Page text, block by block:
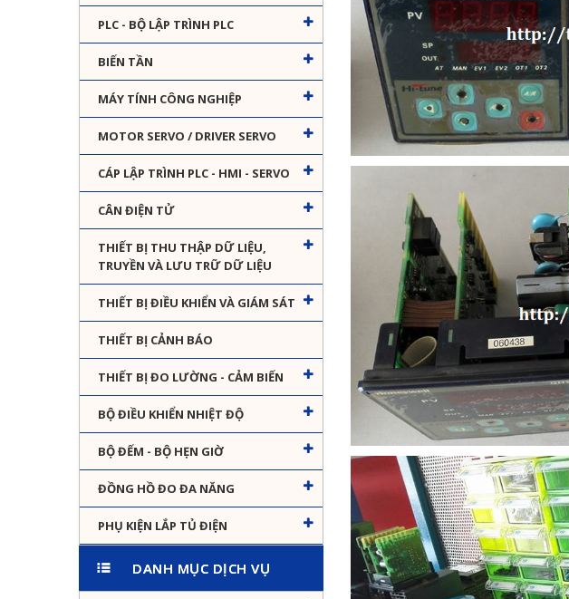
PLC - BỘ LẬP TRÌNH PLC
BIẾN TẦN
MÁY TÍNH CÔNG NGHIỆP
MOTOR SERVO / DRIVER SERVO
CÁP LẬP TRÌNH PLC - HMI - SERVO
CÂN ĐIỆN TỬ
THIẾT BỊ THU THẬP DỮ LIỆU,
TRUYỀN VÀ LƯU TRỮ DỮ LIỆU
THIẾT BỊ ĐIỀU KHIỂN VÀ GIÁM SÁT
THIẾT BỊ CẢNH BÁO
THIẾT BỊ ĐO LƯỜNG - CẢM BIẾN
BỘ ĐIỀU KHIỂN NHIỆT ĐỘ
BỘ ĐẾM - BỘ HẸN GIỜ
ĐỒNG HỒ ĐO ĐA NĂNG
PHỤ KIỆN LẮP TỦ ĐIỆN
DANH MỤC DỊCH VỤ